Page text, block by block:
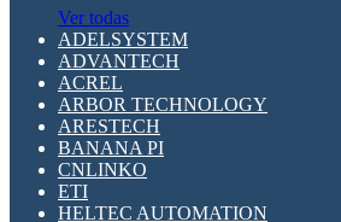
Ver todas
ADELSYSTEM
ADVANTECH
ACREL
ARBOR TECHNOLOGY
ARESTECH
BANANA PI
CNLINKO
ETI
HELTEC AUTOMATION